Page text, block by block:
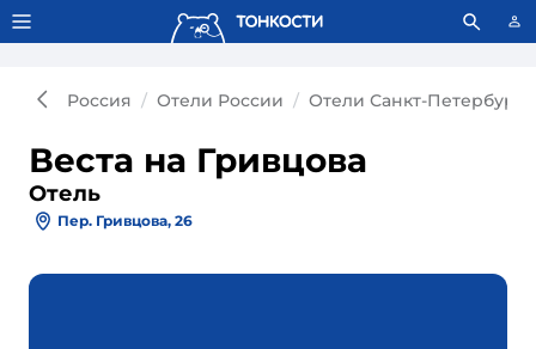
Тонкости используют сookie-файлы. Что это значит?
Россия Отели России Отели Санкт-Петербурга
Веста на Гривцова
Отель
Пер. Гривцова, 26